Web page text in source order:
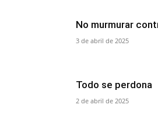
No murmurar
3 de abril de 2025
Todo se perdona
2 de abril de 2025